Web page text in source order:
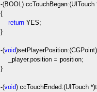
-(BOOL) ccTouchBegan:(UITouch
{
return YES;
}
-(void
_player.position = position;
}
-(void) ccTouchEnded:(UITouch *